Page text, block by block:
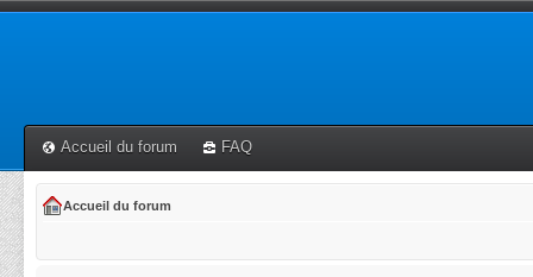
Accueil du forum FAQ
Accueil du forum